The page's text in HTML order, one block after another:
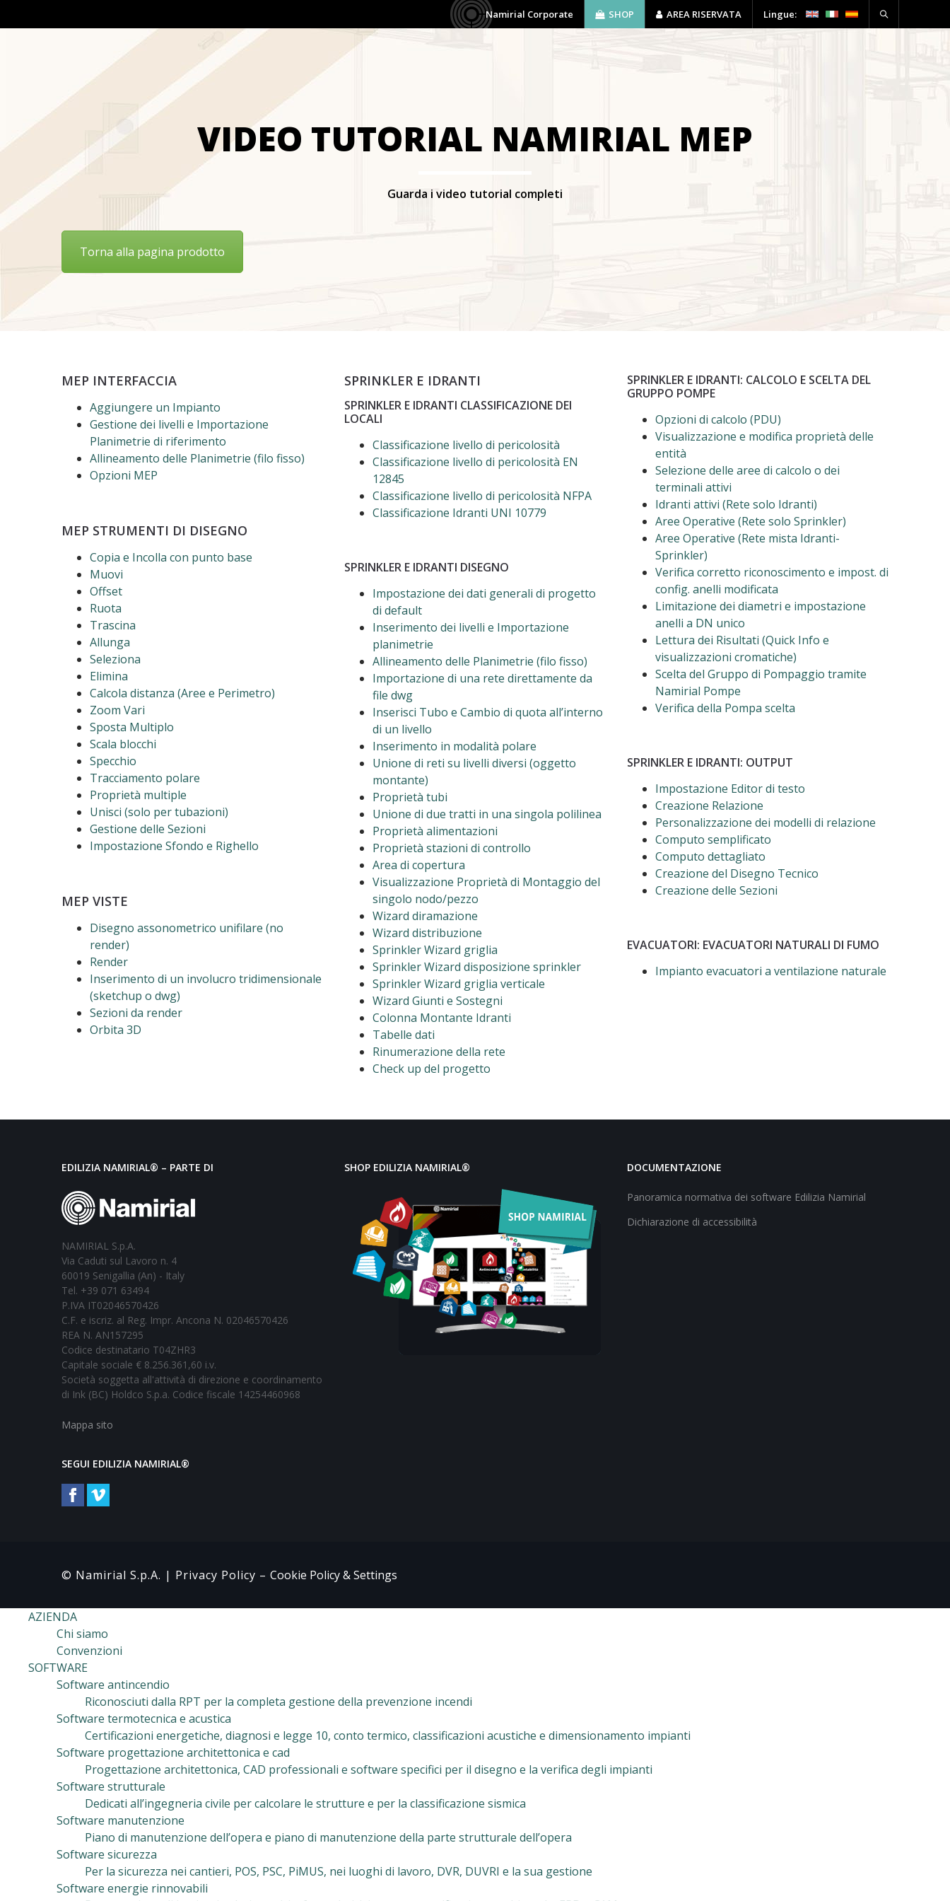
Namirial Corporate SHOP AREA RISERVATA Lingue:
AZIENDA
VIDEO TUTORIAL NAMIRIAL MEP
Guarda i video tutorial completi
Torna alla pagina prodotto
MEP INTERFACCIA
Aggiungere un Impianto
Gestione dei livelli e Importazione
Planimetrie di riferimento
Allineamento delle Planimetrie (filo fisso)
Opzioni MEP
MEP STRUMENTI DI DISEGNO
Copia e Incolla con punto base
Muovi
Offset
Ruota
Trascina
Allunga
Seleziona
Elimina
Calcola distanza (Aree e Perimetro)
Zoom Vari
Sposta Multiplo
Scala blocchi
Specchio
Tracciamento polare
Proprietà multiple
Unisci (solo per tubazioni)
Gestione delle Sezioni
Impostazione Sfondo e Righello
MEP VISTE
Disegno assonometrico unifilare (no
render)
Render
Inserimento di un involucro tridimensionale
(sketchup o dwg)
Sezioni da render
Orbita 3D
SPRINKLER E IDRANTI
SPRINKLER E IDRANTI CLASSIFICAZIONE DEI
LOCALI
Classificazione livello di pericolosità
Classificazione livello di pericolosità EN
12845
Classificazione livello di pericolosità NFPA
Classificazione Idranti UNI 10779
SPRINKLER E IDRANTI DISEGNO
Impostazione dei dati generali di progetto
di default
Inserimento dei livelli e Importazione
planimetrie
Allineamento delle Planimetrie (filo fisso)
Importazione di una rete direttamente da
file dwg
Inserisci Tubo e Cambio di quota all’interno
di un livello
Inserimento in modalità polare
Unione di reti su livelli diversi (oggetto
montante)
Proprietà tubi
Unione di due tratti in una singola polilinea
Proprietà alimentazioni
Proprietà stazioni di controllo
Area di copertura
Visualizzazione Proprietà di Montaggio del
singolo nodo/pezzo
Wizard diramazione
Wizard distribuzione
Sprinkler Wizard griglia
Sprinkler Wizard disposizione sprinkler
Sprinkler Wizard griglia verticale
Wizard Giunti e Sostegni
Colonna Montante Idranti
Tabelle dati
Rinumerazione della rete
Check up del progetto
SPRINKLER E IDRANTI: CALCOLO E SCELTA DEL
GRUPPO POMPE
Opzioni di calcolo (PDU)
Visualizzazione e modifica proprietà delle
entità
Selezione delle aree di calcolo o dei
terminali attivi
Idranti attivi (Rete solo Idranti)
Aree Operative (Rete solo Sprinkler)
Aree Operative (Rete mista Idranti-
Sprinkler)
Verifica corretto riconoscimento e impost. di
config. anelli modificata
Limitazione dei diametri e impostazione
anelli a DN unico
Lettura dei Risultati (Quick Info e
visualizzazioni cromatiche)
Scelta del Gruppo di Pompaggio tramite
Namirial Pompe
Verifica della Pompa scelta
SPRINKLER E IDRANTI: OUTPUT
Impostazione Editor di testo
Creazione Relazione
Personalizzazione dei modelli di relazione
Computo semplificato
Computo dettagliato
Creazione del Disegno Tecnico
Creazione delle Sezioni
EVACUATORI: EVACUATORI NATURALI DI FUMO
Impianto evacuatori a ventilazione naturale
EDILIZIA NAMIRIAL® – PARTE DI
NAMIRIAL S.p.A.
Via Caduti sul Lavoro n. 4
60019 Senigallia (An) - Italy
Tel. +39 071 63494
P.IVA IT02046570426
C.F. e iscriz. al Reg. Impr. Ancona N. 02046570426
REA N. AN157295
Codice destinatario T04ZHR3
Capitale sociale € 8.256.361,60 i.v.
Società soggetta all'attività di direzione e coordinamento
di Ink (BC) Holdco S.p.a. Codice fiscale 14254460968
Mappa sito
SEGUI EDILIZIA NAMIRIAL®
SHOP EDILIZIA NAMIRIAL® DOCUMENTAZIONE
Panoramica normativa dei software Edilizia Namirial
Dichiarazione di accessibilità
© Namirial S.p.A. | Privacy Policy – Cookie Policy & Settings
AZIENDA
Chi siamo
Convenzioni
SOFTWARE
Software antincendio
Riconosciuti dalla RPT per la completa gestione della prevenzione incendi
Software termotecnica e acustica
Certificazioni energetiche, diagnosi e legge 10, conto termico, classificazioni acustiche e dimensionamento impianti
Software progettazione architettonica e cad
Progettazione architettonica, CAD professionali e software specifici per il disegno e la verifica degli impianti
Software strutturale
Dedicati all’ingegneria civile per calcolare le strutture e per la classificazione sismica
Software manutenzione
Piano di manutenzione dell’opera e piano di manutenzione della parte strutturale dell’opera
Software sicurezza
Per la sicurezza nei cantieri, POS, PSC, PiMUS, nei luoghi di lavoro, DVR, DUVRI e la sua gestione
Software energie rinnovabili